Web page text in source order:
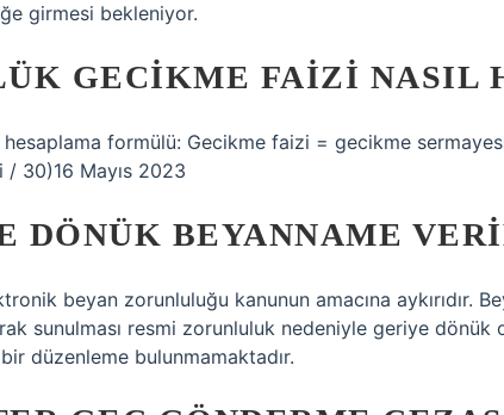
girmesi bekleniyor.
GECIKME FAIZI NASIL
formülü: Gecikme faizi = gecikme
30)16 Mayıs 2023
DÖNÜK BEYANNAME
beyan zorunluluğu kanunun amacına aykırıdır.
sunulması resmi zorunluluk nedeniyle geriye dönük
düzenleme bulunmamaktadır.